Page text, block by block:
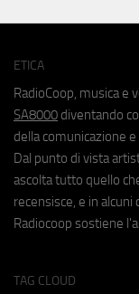
ETICA
RadioCoop, musica e
SA8000 diventando
della comunicazione
Dal punto di vista
ascolta tutto quello
recensisce, e in alcuni
Radiocoop sostiene
TAG CLOUD